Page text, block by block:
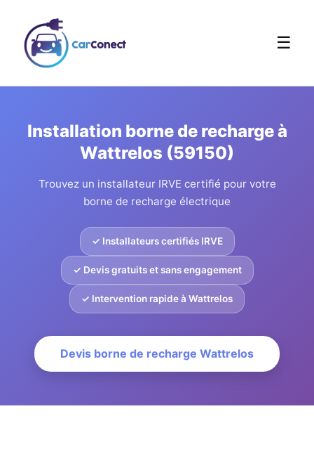
☰
Installation borne de recharge à
Wattrelos (59150)
Trouvez un installateur IRVE certifié pour votre
borne de recharge électrique
✓ Installateurs certifiés IRVE
✓ Devis gratuits et sans engagement
✓ Intervention rapide à Wattrelos
Devis borne de recharge Wattrelos